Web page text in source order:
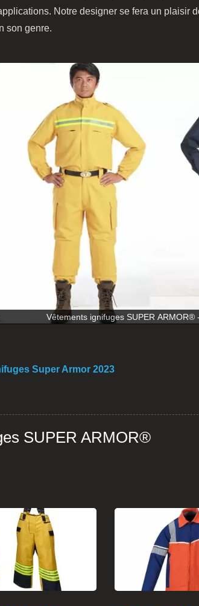
Vêtements ignifuges SUPER
Notre designer se fera un plaisir
son genre.
Super Armor 2023
SUPER ARMOR®